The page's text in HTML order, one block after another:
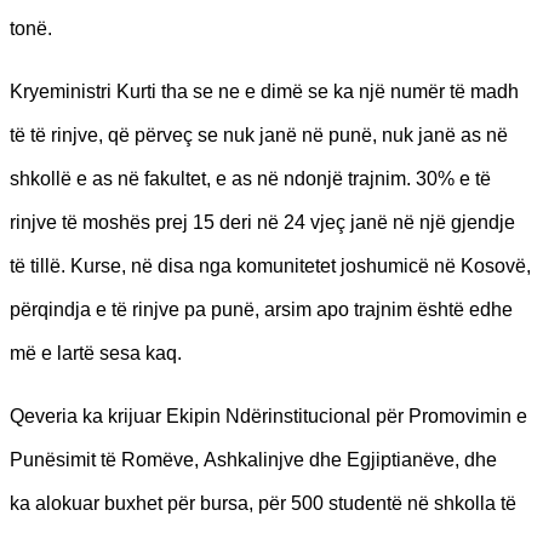
tonë.
Kryeministri Kurti tha se ne e dimë se ka një numër të madh
të të rinjve, që përveç se nuk janë në punë, nuk janë as në
shkollë e as në fakultet, e as në ndonjë trajnim. 30% e të
rinjve të moshës prej 15 deri në 24 vjeç janë në një gjendje
të tillë. Kurse, në disa nga komunitetet joshumicë në Kosovë,
përqindja e të rinjve pa punë, arsim apo trajnim është edhe
më e lartë sesa kaq.
Qeveria ka krijuar Ekipin Ndërinstitucional për Promovimin e
Punësimit të Romëve, Ashkalinjve dhe Egjiptianëve, dhe
ka alokuar buxhet për bursa, për 500 studentë në shkolla të